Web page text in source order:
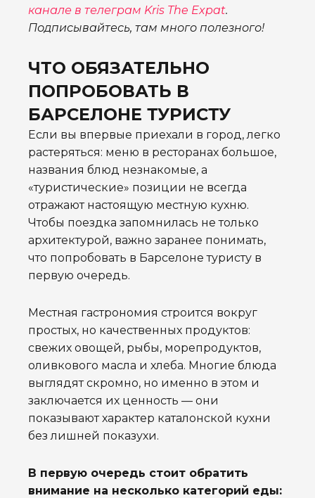
канале в телеграм Kris The Expat.
Подписывайтесь, там много полезного!
ЧТО ОБЯЗАТЕЛЬНО
ПОПРОБОВАТЬ В
БАРСЕЛОНЕ ТУРИСТУ
Если вы впервые приехали в город, легко
растеряться: меню в ресторанах большое,
названия блюд незнакомые, а
«туристические» позиции не всегда
отражают настоящую местную кухню.
Чтобы поездка запомнилась не только
архитектурой, важно заранее понимать,
что попробовать в Барселоне туристу в
первую очередь.
Местная гастрономия строится вокруг
простых, но качественных продуктов:
свежих овощей, рыбы, морепродуктов,
оливкового масла и хлеба. Многие блюда
выглядят скромно, но именно в этом и
заключается их ценность — они
показывают характер каталонской кухни
без лишней показухи.
В первую очередь стоит обратить
внимание на несколько категорий еды: